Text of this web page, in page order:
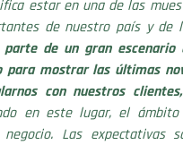
estar en una de las
de nuestro país y de
de un gran escenario
para mostrar las últimas
con nuestros
en este lugar, el
Las expectativas